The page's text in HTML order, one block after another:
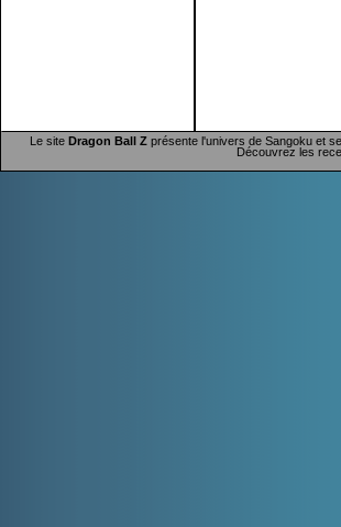
Le site Dragon Ball Zprésente l'univers de Sangoku et
Découvrez les